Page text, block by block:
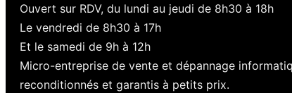
Ouvert sur RDV, du lundi au jeudi de 8h30 à 18h
Le vendredi de 8h30 à 17h
Et le samedi de 9h à 12h
Micro-entreprise de vente et dépannage
reconditionnés et garantis à petits prix.